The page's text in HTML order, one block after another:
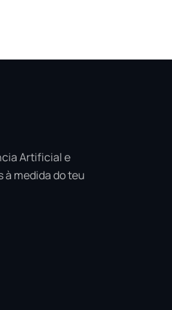
Artificial e
medida do teu